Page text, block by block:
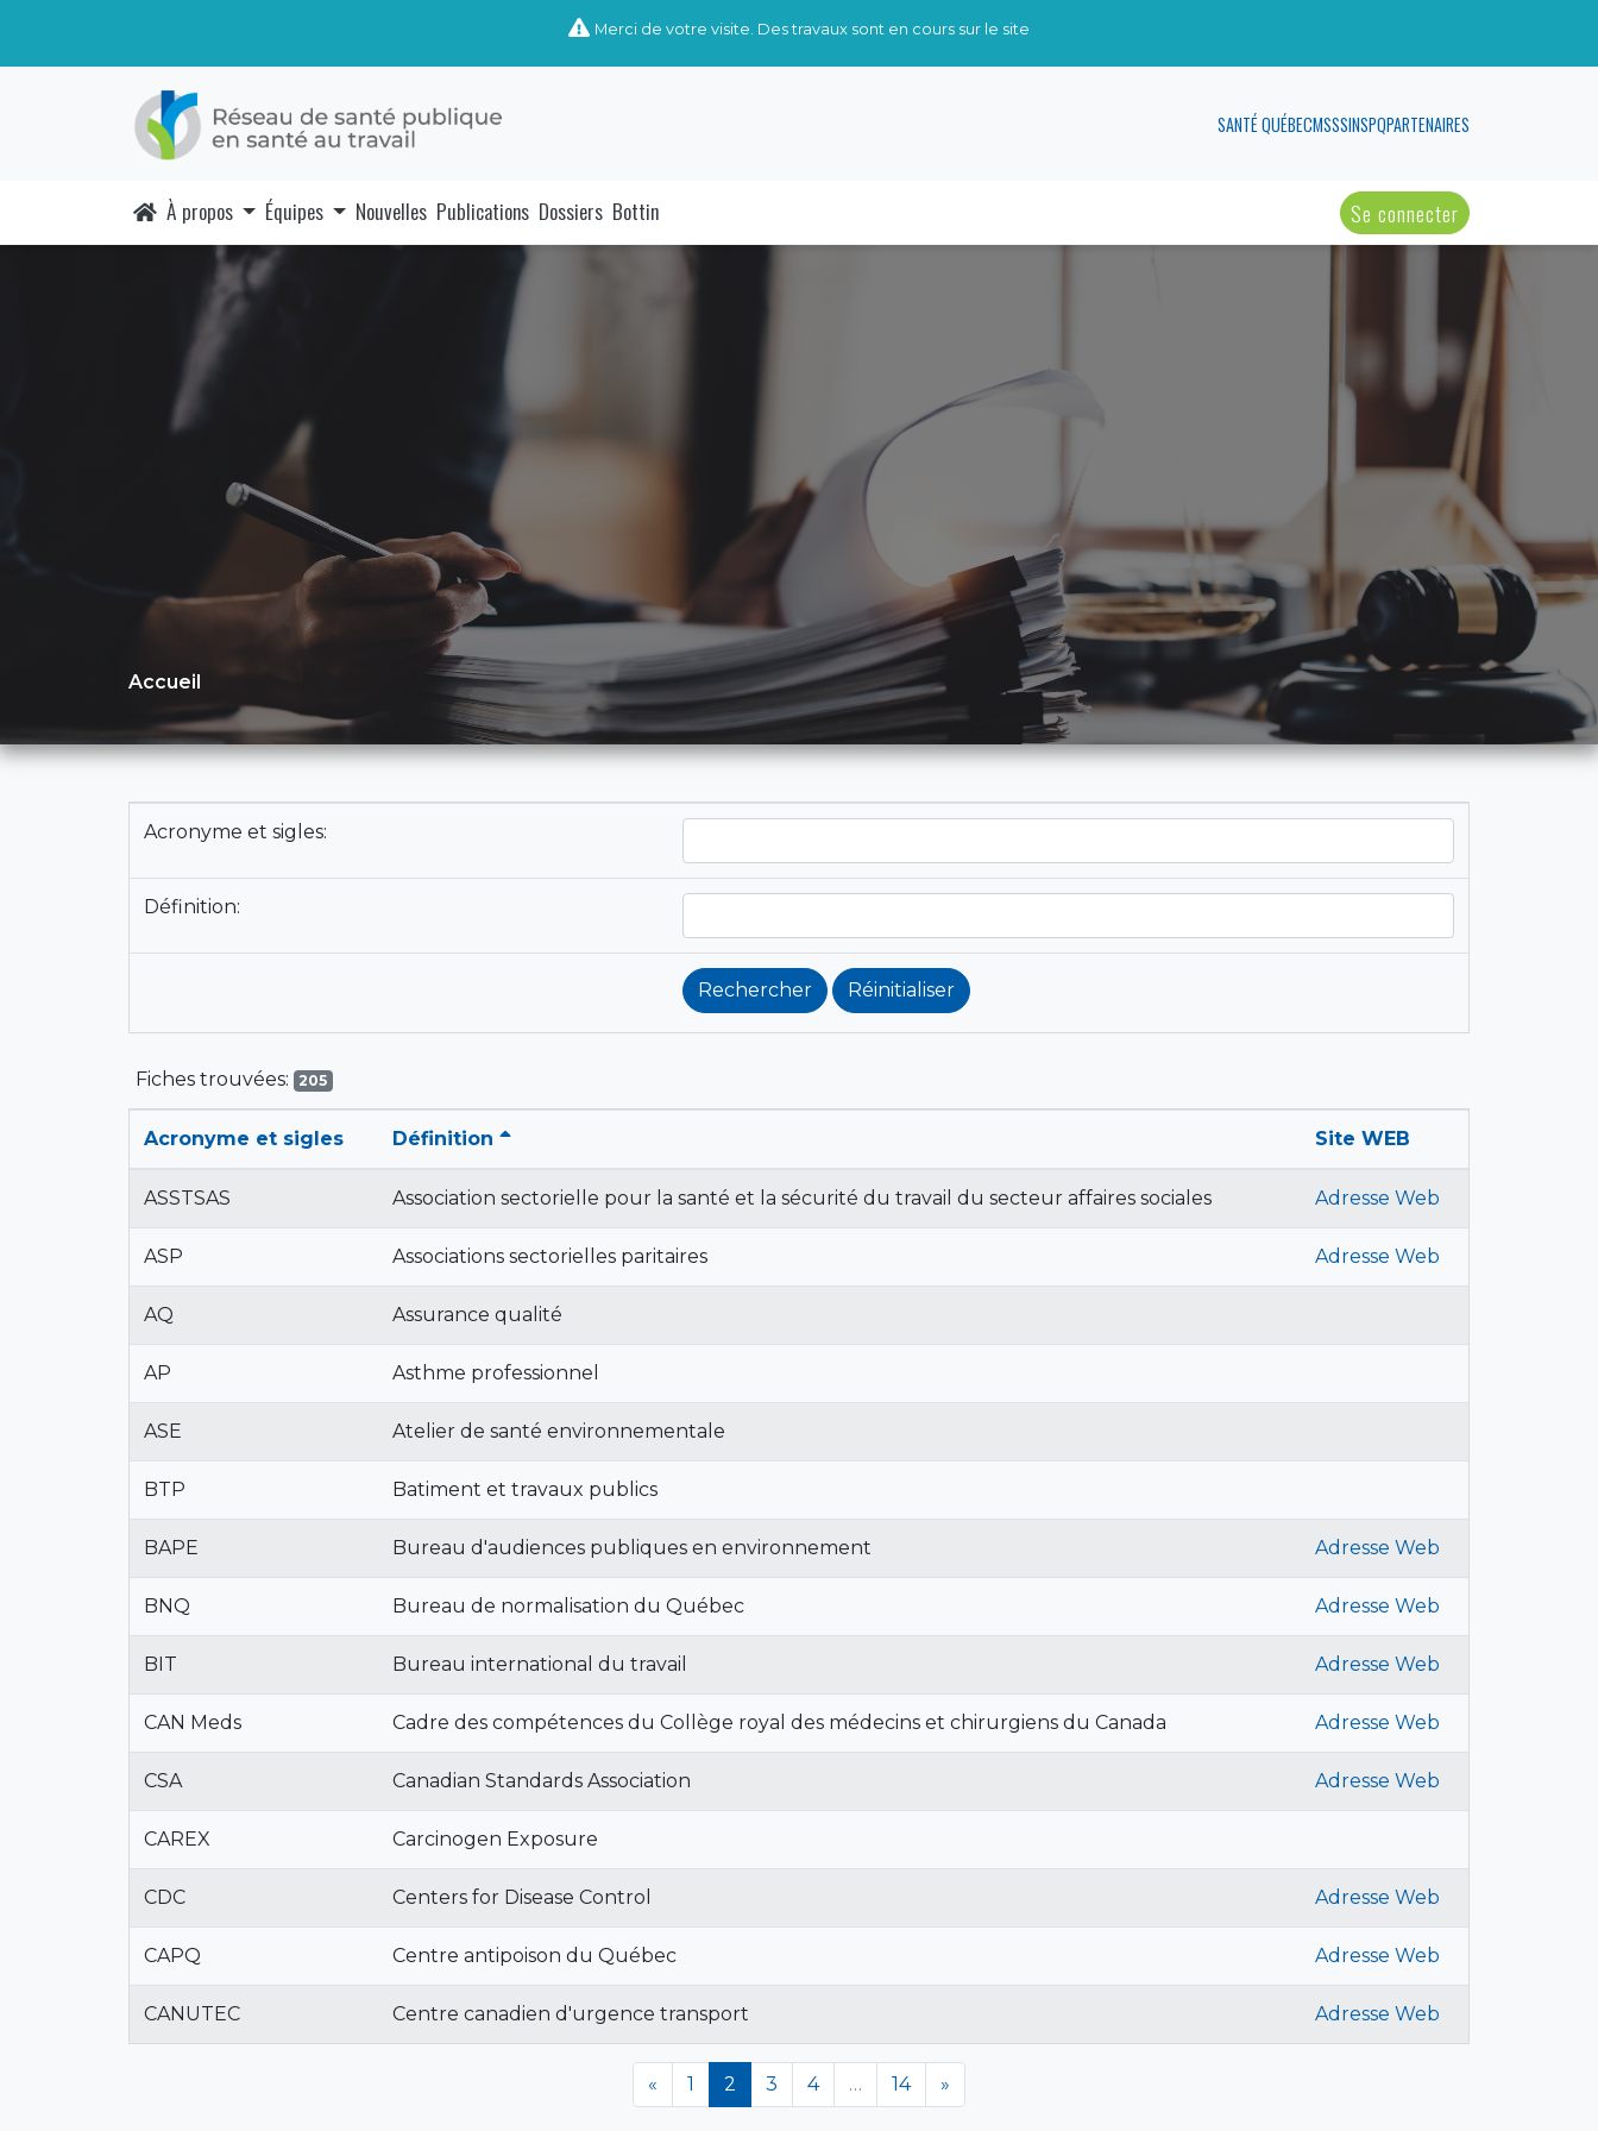
Merci de votre visite. Des travaux sont en cours sur le site
SANTÉ QUÉBECMSSSINSPQPARTENAIRES
À propos Équipes Nouvelles Publications Dossiers Bottin Se connecter
Accueil
Acronyme et sigles:
Définition:
Fiches trouvées: 205
Acronyme et sigles Définition Site WEB
ASSTSAS Association sectorielle pour la santé et la sécurité du travail du secteur affaires sociales Adresse Web
ASP Associations sectorielles paritaires Adresse Web
AQ Assurance qualité
AP Asthme professionnel
ASE Atelier de santé environnementale
BTP Batiment et travaux publics
BAPE Bureau d'audiences publiques en environnement Adresse Web
BNQ Bureau de normalisation du Québec Adresse Web
BIT Bureau international du travail Adresse Web
CAN Meds Cadre des compétences du Collège royal des médecins et chirurgiens du Canada Adresse Web
CSA Canadian Standards Association Adresse Web
CAREX Carcinogen Exposure
CDC Centers for Disease Control Adresse Web
CAPQ Centre antipoison du Québec Adresse Web
CANUTEC Centre canadien d'urgence transport Adresse Web
« 1 2 (en cours)
3 4 … 14 »